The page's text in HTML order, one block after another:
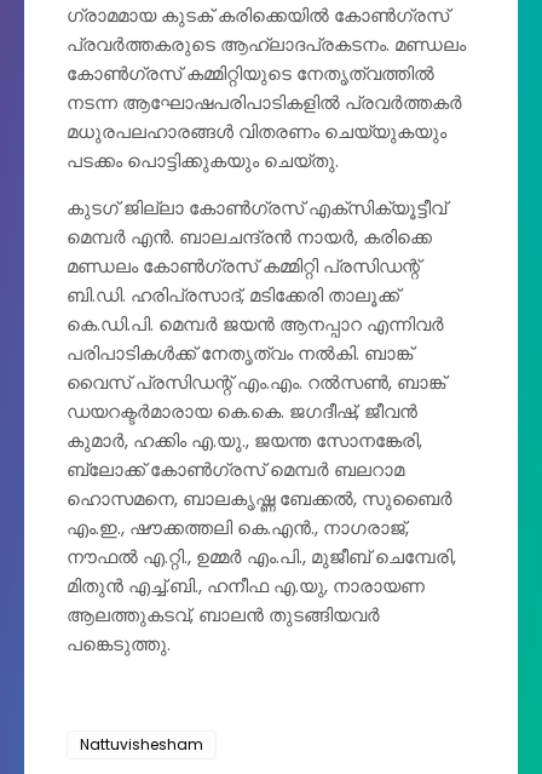
ഗ്രാമമായ കുടക് കരിക്കെയിൽ കോൺഗ്രസ്
പ്രവർത്തകരുടെ ആഹ്ലാദപ്രകടനം. മണ്ഡലം
കോൺഗ്രസ് കമ്മിറ്റിയുടെ നേതൃത്വത്തിൽ
നടന്ന ആഘോഷപരിപാടികളിൽ പ്രവർത്തകർ
മധുരപലഹാരങ്ങൾ വിതരണം ചെയ്യുകയും
പടക്കം പൊട്ടിക്കുകയും ചെയ്തു.
​കുടഗ് ജില്ലാ കോൺഗ്രസ് എക്സിക്യൂട്ടീവ്
മെമ്പർ എൻ. ബാലചന്ദ്രൻ നായർ, കരിക്കെ
മണ്ഡലം കോൺഗ്രസ് കമ്മിറ്റി പ്രസിഡന്റ്
ബി.ഡി. ഹരിപ്രസാദ്, മടിക്കേരി താലൂക്ക്
കെ.ഡി.പി. മെമ്പർ ജയൻ ആനപ്പാറ എന്നിവർ
പരിപാടികൾക്ക് നേതൃത്വം നൽകി. ബാങ്ക്
വൈസ് പ്രസിഡന്റ് എം.എം. റൽസൺ, ബാങ്ക്
ഡയറക്ടർമാരായ കെ.കെ. ജഗദീഷ്, ജീവൻ
കുമാർ, ഹക്കിം എ.യു., ജയന്ത സോനങ്കേരി,
ബ്ലോക്ക് കോൺഗ്രസ് മെമ്പർ ബലറാമ
ഹൊസമനെ, ബാലകൃഷ്ണ ബേക്കൽ, സുബൈർ
എം.ഇ., ഷൗക്കത്തലി കെ.എൻ., നാഗരാജ്,
നൗഫൽ എ.റ്റി., ഉമ്മർ എം.പി., മുജീബ് ചെമ്പേരി,
മിതുൻ എച്ച്.ബി., ഹനീഫ എ.യു, നാരായണ
ആലത്തുകടവ്, ബാലൻ തുടങ്ങിയവർ
പങ്കെടുത്തു.
Nattuvishesham